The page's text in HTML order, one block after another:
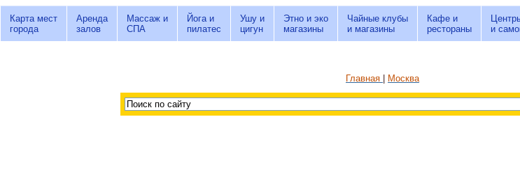
Карта мест
города
Аренда
залов
Массаж и
СПА
Йога и
пилатес
Ушу и
цигун
Этно и эко
магазины
Чайные клубы
и магазины
Кафе и
рестораны
и
Главная Москва